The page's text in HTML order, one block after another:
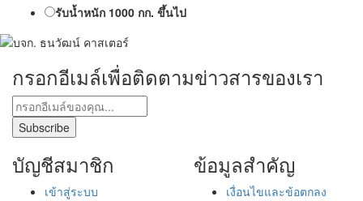
รับน้ำหนัก 1000 กก. ขึ้นไป
กรอกอีเมล์เพื่อติดตามข่าวสารของเรา
บัญชีสมาชิก
เข้าสู่ระบบ
ข้อมูลสำคัญ
เงื่อนไขและข้อตกลง